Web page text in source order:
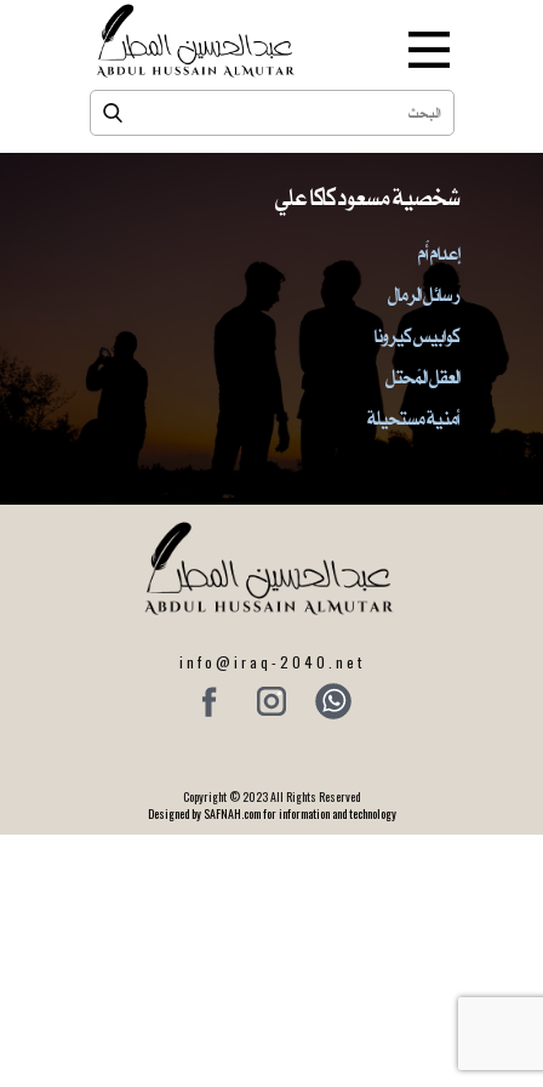
شخصية مسعود كاكا علي
إعدام أُم
رسائل الرمال
كوابيس كيرونا
العقل المُحتل
أمنية مستحيلة
info@iraq-2040.net
Copyright © 2023 All Rights Reserved
Designed by SAFNAH.com for information and technology